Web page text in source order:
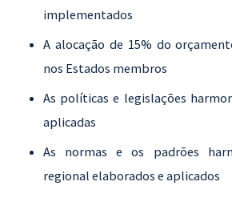
implementados
A alocação de 15% do
nos Estados membros
As políticas e legislações
aplicadas
As normas e os padrões
regional elaborados e aplicados